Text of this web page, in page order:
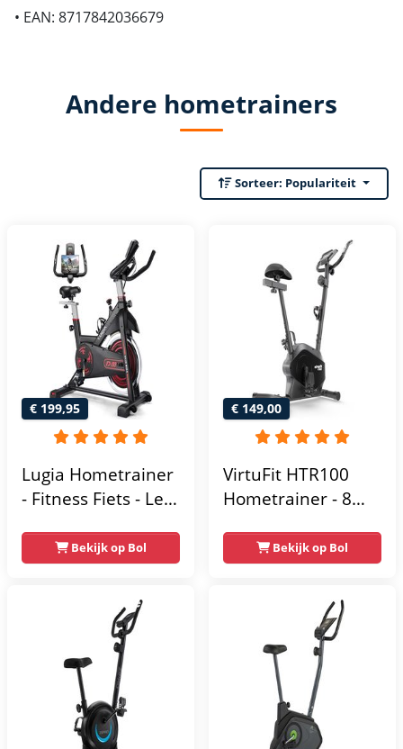
• EAN: 8717842036679
Andere hometrainers
Sorteer: Populariteit
€ 199,95
Lugia Hometrainer
- Fitness Fiets - Led
Verstelbaar Zadel -
0-100% weerstand
Hartslagfunctie -
Max 130kg -
Extreem Stil
Bekijk op Bol
€ 149,00
VirtuFit HTR100
Hometrainer - 8
Weerstandniveau's
- Verstelbaar zadel
Tablethouder -
Max. 120 kg
Gebruikersgewicht
- Fitnessfiets
Bekijk op Bol